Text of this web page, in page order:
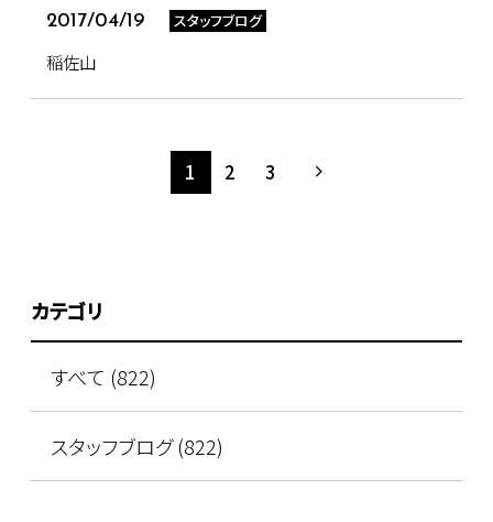
2017/04/19 スタッフブログ
稲佐山
1 2 3
カテゴリ
すべて (822)
スタッフブログ (822)